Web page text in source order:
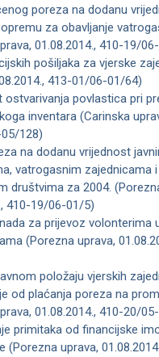
poreza na dodanu
za obavljanje
01.08.2014., 410-19/
pošiljaka za vjerske
413-01/06-01/64)
ostvarivanja povlastica pri
inventara (Carinska
128)
na dodanu vrijednost
vatrogasnim zajednicama
društvima za 2004.
410-19/06-01/5)
za prijevoz volonterima
(Porezna uprava,
položaju vjerskih
od plaćanja poreza na
01.08.2014., 410-20/
primitaka od financijske
(Porezna uprava,